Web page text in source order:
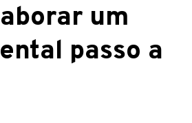
um
passo a